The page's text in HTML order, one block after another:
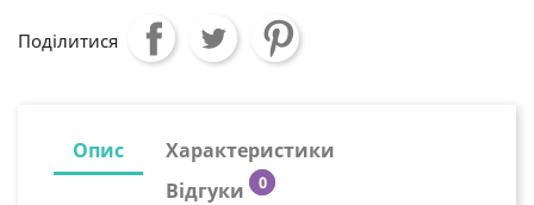
Поділитися
Опис
Характеристики
Відгуки
0